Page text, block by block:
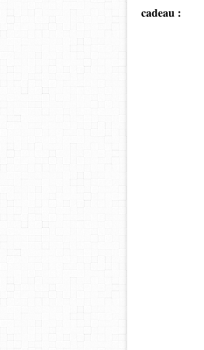
cadeau :